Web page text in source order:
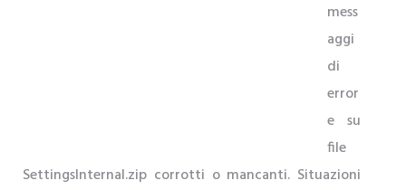
mess
aggi
di
error
e su
file
SettingsInternal.zip corrotti o mancanti. Situazioni